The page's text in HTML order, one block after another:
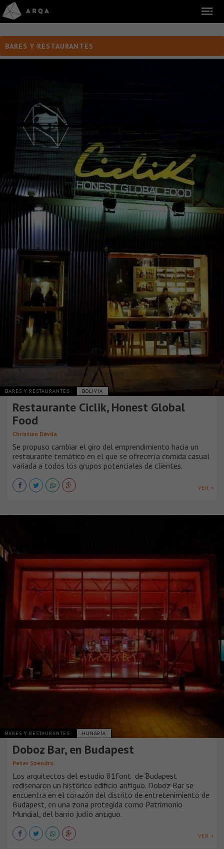
BARES Y RESTAURANTES
BARES Y RESTAURANTES BOLIVIA
Restaurante Ciclik, Honest Global
Food
Christian Dávila
Se propuso cambiar el giro del emprendimiento hacia un
restaurante temático en el que se ofrecería comida casual
variada a todos los grupos potenciales de clientes.
VER +
BARES Y RESTAURANTES HUNGRÍA
Doboz Bar, en Budapest
Peter Szendro
Los arquitectos del estudio 81font de Budapest
rediseñaron un histórico edificio antiguo. Doboz Bar se
encuentra en el corazón del distrito de entretenimiento de
Budapest, en una zona protegida como Patrimonio
Mundial, del barrio judío antiguo.
VER +